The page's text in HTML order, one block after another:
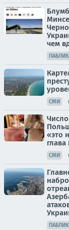
чем
СМИ
«это
СМИ